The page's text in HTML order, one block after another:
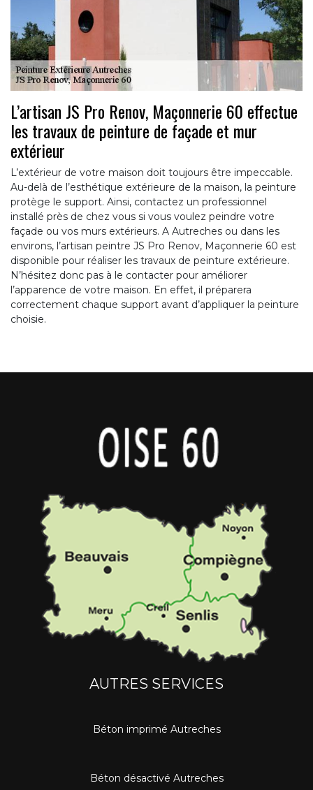
L’artisan JS Pro Renov, Maçonnerie 60 effectue
les travaux de peinture de façade et mur
extérieur
L’extérieur de votre maison doit toujours être impeccable.
Au-delà de l’esthétique extérieure de la maison, la peinture
protège le support. Ainsi, contactez un professionnel
installé près de chez vous si vous voulez peindre votre
façade ou vos murs extérieurs. A Autreches ou dans les
environs, l’artisan peintre JS Pro Renov, Maçonnerie 60 est
disponible pour réaliser les travaux de peinture extérieure.
N’hésitez donc pas à le contacter pour améliorer
l’apparence de votre maison. En effet, il préparera
correctement chaque support avant d’appliquer la peinture
choisie.
AUTRES SERVICES
Béton imprimé Autreches
Béton désactivé Autreches